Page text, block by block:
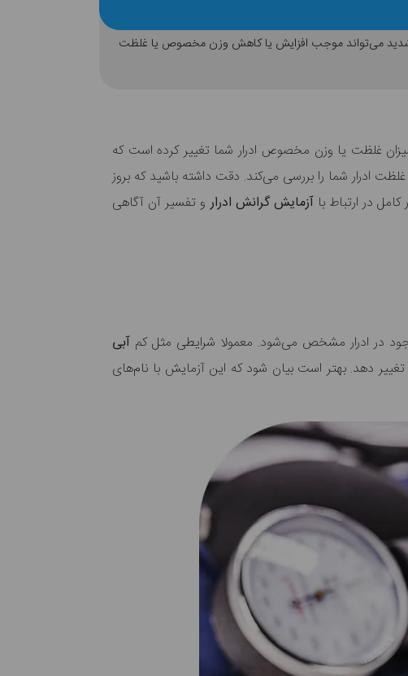
شدید می‌تواند موجب افزایش یا کاهش وزن مخصوص یا غلظت
غلظت یا وزن مخصوص ادرار شما تغییر کرده است که
ادرار شما را بررسی می‌کند. دقت داشته باشید که بروز
در ارتباط باآزمایش گرانش ادرارو تفسیر آن آگاهی
در ادرار مشخص می‌شود. معمولا شرایطی مثل کم آبی
دهد. بهتر است بیان شود که این آزمایش با نام‌های